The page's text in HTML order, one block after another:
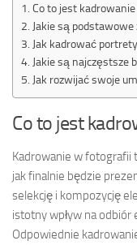
Co to jest
Jakie są
Jak kadrować
Jakie są najczęstsze
Jak rozwijać swoje
Co to jest
Kadrowanie w fotografii
jak finalnie będzie
selekcję i kompozycję
istotny wpływ na
Odpowiednie